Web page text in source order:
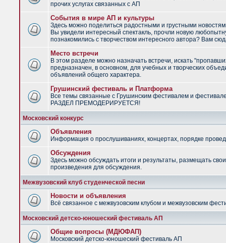
прочих услугах связанных с АП
События в мире АП и культуры
Здесь можно поделиться радостными и грустными
Вы увидели интересный спектакль, прочли новую
познакомились с творчеством интересного автора? Вам
Место встречи
В этом разделе можно назначать встречи, искать
предназначен, в основном, для учебных и творческих
объявлений общего характера.
Грушинский фестиваль и Платформа
Все темы связанные с Грушинским фестивалем и
РАЗДЕЛ ПРЕМОДЕРИРУЕТСЯ!
Московский конкурс
Объявления
Информация о прослушиваниях, концертах, порядке
Обсуждения
Здесь можно обсуждать итоги и результаты, размещать
произведения для обсуждения.
Межвузовский клуб студенческой песни
Новости и объявления
Всё связанное с межвузовским клубом и межвузовским
Московский детско-юношеский фестиваль АП
Общие вопросы (МДЮФАП)
Московский детско-юношеский фестиваль АП